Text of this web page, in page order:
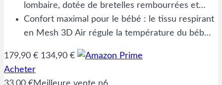
lombaire, dotée de bretelles rembourrées et…
Confort maximal pour le bébé : le tissu respirant
en Mesh 3D Air régule la température du béb…
179,90 € 134,90 €
Acheter